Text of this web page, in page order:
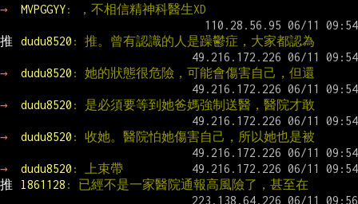
→ MVPGGYY: ，不相信精神科醫生XD
推 dudu8520 : 推。曾有認識的人是躁鬱症，大家都認為
→ dudu8520 : 她的狀態很危險，可能會傷害自己，但還
→ dudu8520 : 是必須要等到她爸媽強制送醫，醫院才敢
→ dudu8520 : 收她。醫院怕她傷害自己，所以她也是被
→ dudu8520 : 上束帶
推
l861128 : 已經不是一家醫院通報高風險了，甚至在